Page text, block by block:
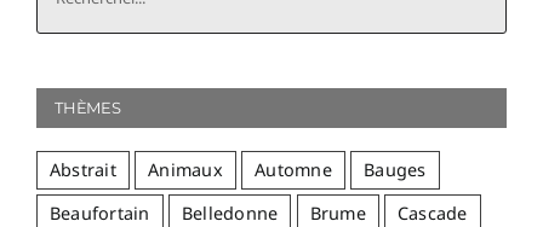
THÈMES
Abstrait Animaux Automne
Bauges
Beaufortain
Belledonne Brume
Cascade